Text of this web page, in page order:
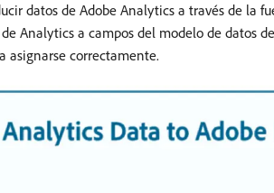
datos de Adobe Analytics a través de la
Analytics a campos del modelo de datos
asignarse correctamente.